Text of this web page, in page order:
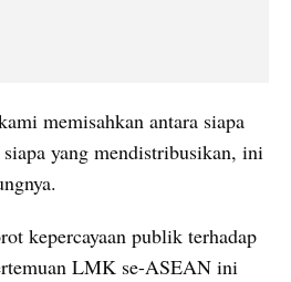
memisahkan antara siapa
yang mendistribusikan, ini
kepercayaan publik terhadap
LMK se-ASEAN ini